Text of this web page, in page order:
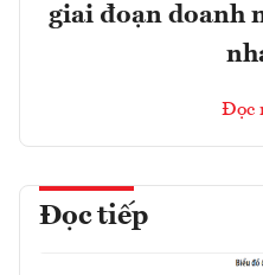
giai đoạn doanh
Đọc
Đọc tiếp